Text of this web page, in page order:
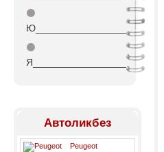
⚫
Ю_________________
⚫
Я_________________
Автоликбез
Peugeot